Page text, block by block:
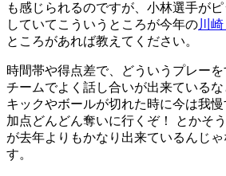
も感じられるのですが、小林選手が
していてこういうところが今年の川崎
ところがあれば教えてください。
時間帯や得点差で、どういうプレー
チームでよく話し合いが出来ている
キックやボールが切れた時に今は我
加点どんどん奪いに行くぞ！ とかそ
が去年よりもかなり出来ているんじ
す。